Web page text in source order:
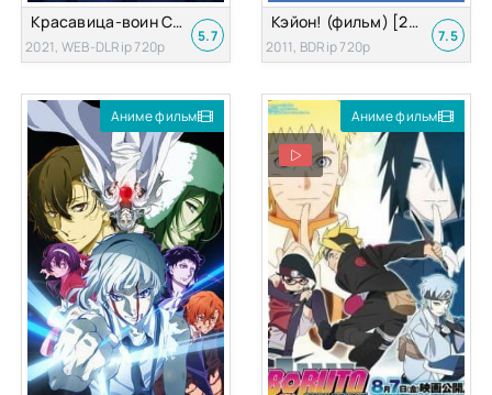
Красавица-воин Сейлор Мун: Вечность [2021]
2021, WEB-DLRip 720p
5.7
Кэйон! (фильм) [2011]
2011, BDRip 720p
7.5
Аниме фильм Аниме фильм